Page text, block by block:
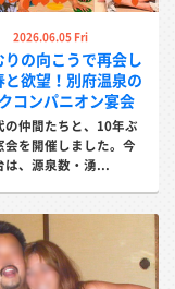
2026.06.05 Fri
りの向こうで再会し
と欲望！別府温泉の
コンパニオン宴会
の仲間たちと、10年ぶ
会を開催しました。今
は、源泉数・湧...